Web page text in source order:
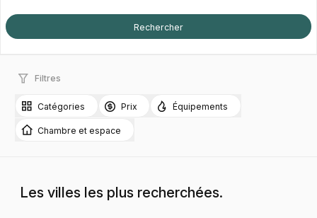
Filtres
Catégories Prix Équipements
Chambre et espace
Les villes les plus recherchées.